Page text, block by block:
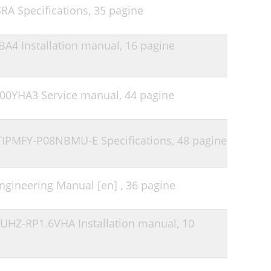
40
41
43
Specifications, 35 pagine
Installation manual, 16 pagine
Service manual, 44 pagine
P08NBMU-E Specifications, 48 pagine
Manual [en] , 36 pagine
RP1.6VHA Installation manual, 10